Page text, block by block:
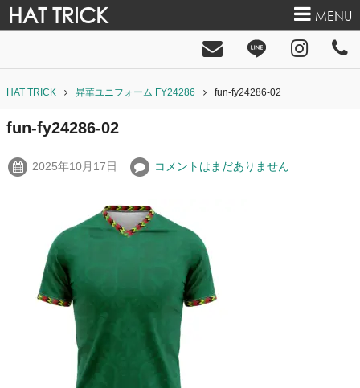
HAT TRICK MENU
HAT TRICK 昇華ユニフォーム FY24286 fun-fy24286-02
fun-fy24286-02
2025年10月17日 コメントはまだありません